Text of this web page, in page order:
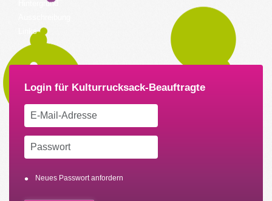
Hintergrund
Links
Neues Passwort anfordern